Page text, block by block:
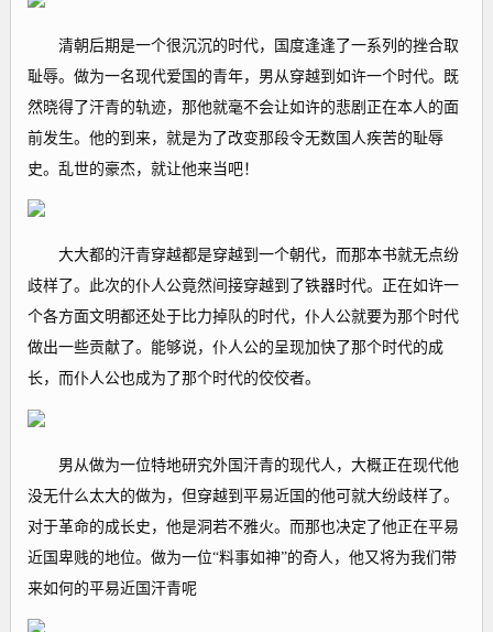
清朝后期是一个很沉沉的时代，国度逢逢了一系列的挫合取
耻辱。做为一名现代爱国的青年，男从穿越到如许一个时代。既
然晓得了汗青的轨迹，那他就毫不会让如许的悲剧正在本人的面
前发生。他的到来，就是为了改变那段令无数国人疾苦的耻辱
史。乱世的豪杰，就让他来当吧！
大大都的汗青穿越都是穿越到一个朝代，而那本书就无点纷
歧样了。此次的仆人公竟然间接穿越到了铁器时代。正在如许一
个各方面文明都还处于比力掉队的时代，仆人公就要为那个时代
做出一些贡献了。能够说，仆人公的呈现加快了那个时代的成
长，而仆人公也成为了那个时代的佼佼者。
男从做为一位特地研究外国汗青的现代人，大概正在现代他
没无什么太大的做为，但穿越到平易近国的他可就大纷歧样了。
对于革命的成长史，他是洞若不雅火。而那也决定了他正在平易
近国卑贱的地位。做为一位“料事如神”的奇人，他又将为我们带
来如何的平易近国汗青呢